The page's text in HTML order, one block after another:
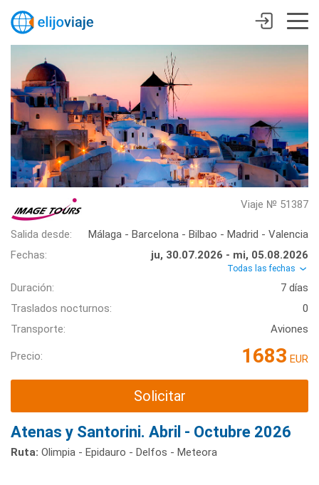
Viaje № 51387
Salida desde:
Málaga - Barcelona - Bilbao - Madrid - Valencia
Fechas:
ju, 30.07.2026 - mi, 05.08.2026
Todas las fechas
Duración:
7 días
Traslados nocturnos:
0
Transporte:
Aviones
Precio: 1683 EUR
Solicitar
Atenas y Santorini. Abril - Octubre 2026
Ruta: Olimpia - Epidauro - Delfos - Meteora